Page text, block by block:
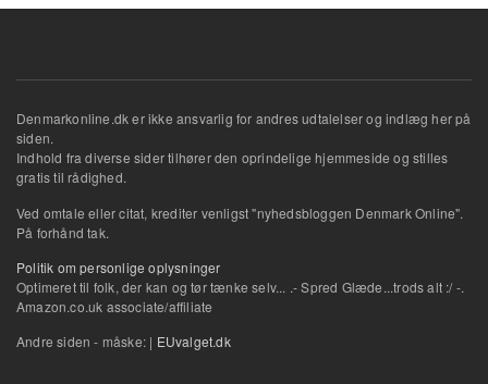
Denmarkonline.dk er ikke ansvarlig for andres udtalelser og indlæg her på
siden.
Indhold fra diverse sider tilhører den oprindelige hjemmeside og stilles
gratis til rådighed.
Ved omtale eller citat, krediter venligst "nyhedsbloggen Denmark Online".
På forhånd tak.
Politik om personlige oplysninger
Optimeret til folk, der kan og tør tænke selv... .- Spred Glæde...trods alt :/ -.
Amazon.co.uk associate/affiliate
Andre siden - måske: | EUvalget.dk